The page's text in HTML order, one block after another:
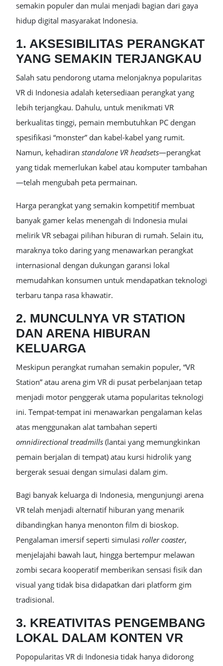
semakin populer dan mulai menjadi bagian dari gaya
hidup digital masyarakat Indonesia.
1. AKSESIBILITAS PERANGKAT
YANG SEMAKIN TERJANGKAU
Salah satu pendorong utama melonjaknya popularitas
VR di Indonesia adalah ketersediaan perangkat yang
lebih terjangkau. Dahulu, untuk menikmati VR
berkualitas tinggi, pemain membutuhkan PC dengan
spesifikasi “monster” dan kabel-kabel yang rumit.
Namun, kehadiran standalone VR headsets—perangkat
yang tidak memerlukan kabel atau komputer tambahan
—telah mengubah peta permainan.
Harga perangkat yang semakin kompetitif membuat
banyak gamer kelas menengah di Indonesia mulai
melirik VR sebagai pilihan hiburan di rumah. Selain itu,
maraknya toko daring yang menawarkan perangkat
internasional dengan dukungan garansi lokal
memudahkan konsumen untuk mendapatkan teknologi
terbaru tanpa rasa khawatir.
2. MUNCULNYA VR STATION
DAN ARENA HIBURAN
KELUARGA
Meskipun perangkat rumahan semakin populer, “VR
Station” atau arena gim VR di pusat perbelanjaan tetap
menjadi motor penggerak utama popularitas teknologi
ini. Tempat-tempat ini menawarkan pengalaman kelas
atas menggunakan alat tambahan seperti
omnidirectional treadmills (lantai yang memungkinkan
pemain berjalan di tempat) atau kursi hidrolik yang
bergerak sesuai dengan simulasi dalam gim.
Bagi banyak keluarga di Indonesia, mengunjungi arena
VR telah menjadi alternatif hiburan yang menarik
dibandingkan hanya menonton film di bioskop.
Pengalaman imersif seperti simulasi roller coaster,
menjelajahi bawah laut, hingga bertempur melawan
zombi secara kooperatif memberikan sensasi fisik dan
visual yang tidak bisa didapatkan dari platform gim
tradisional.
3. KREATIVITAS PENGEMBANG
LOKAL DALAM KONTEN VR
Popopularitas VR di Indonesia tidak hanya didorong